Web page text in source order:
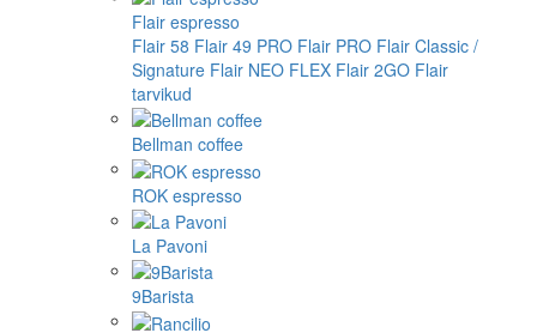
Flair espresso
Flair 58 Flair 49 PRO Flair PRO Flair Classic /
Signature Flair NEO FLEX Flair 2GO Flair
tarvikud
Bellman coffee
ROK espresso
La Pavoni
9Barista